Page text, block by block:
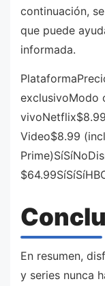
continuación,
que puede
informada.
exclusivoModo
Video$8.99
En resumen,
y series nunca